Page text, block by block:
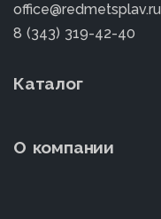
office@redmetsplav.ru
8 (343) 319-42-40
Каталог
О компании